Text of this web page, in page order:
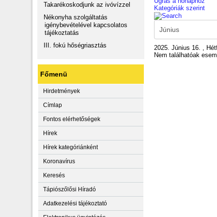
Takarékoskodjunk az ivóvízzel
Nékonyha szolgáltatás
igénybevételével kapcsolatos
tájékoztatás
III. fokú hőségriasztás
Főmenü
Hirdetmények
Címlap
Fontos elérhetőségek
Hírek
Hírek kategóriánként
Koronavírus
Keresés
Tápiószőlősi Híradó
Adatkezelési tájékoztató
Kategóriák szerint
2025. Június 16. ,
Nem találhatóak